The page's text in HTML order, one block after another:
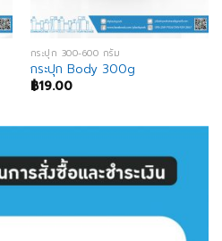
กระปุก 300-600 กรัม
กระปุก Body 300g
฿19.00